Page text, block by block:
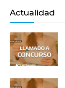
Actualidad